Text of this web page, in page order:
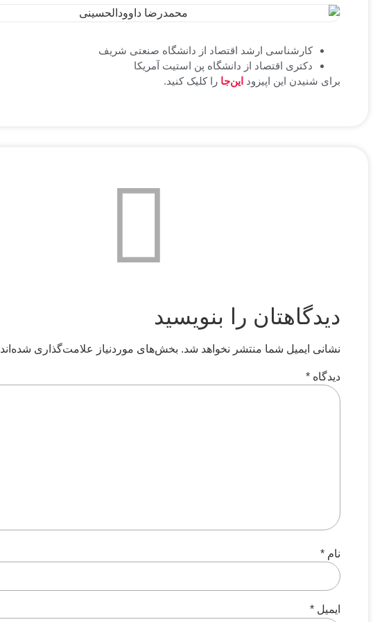
کارشناسی ارشد اقتصاد از دانشگاه صنعتی شریف
دکتری اقتصاد از دانشگاه پن استیت آمریکا
برای شنیدن این اپیزود این‌جا را کلیک کنید.
دیدگاهتان را بنویسید
نشانی ایمیل شما منتشر نخواهد شد. بخش‌های موردنیاز علامت‌گذاری شده‌اند
دیدگاه *
نام *
ایمیل *